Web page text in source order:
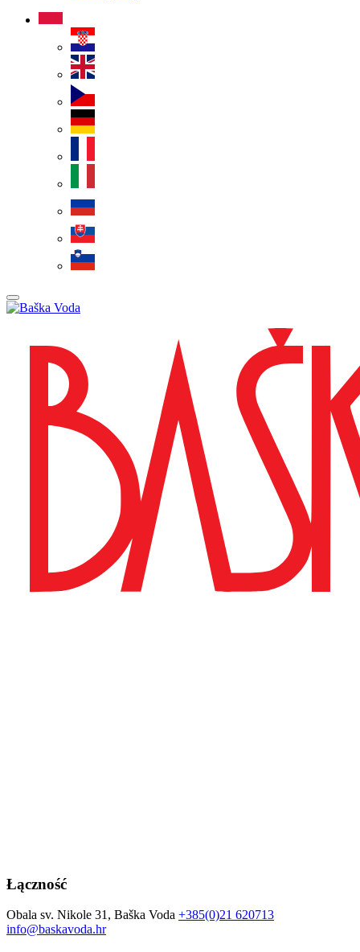
Łączność
Obala sv. Nikole 31, Baška Voda +385(0)21 620713
info@baskavoda.hr